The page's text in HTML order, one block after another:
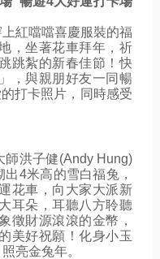
紅噹噹喜慶服裝的福
，坐著花車拜年，祈
跳紮的新春佳節！快
，與親朋好友一同暢
打卡照片，同時感受
洪子健(Andy Hung)
4米高的雪白福兔，
花車，向大家大派新
耳朵，耳聽八方聆聽
徵財源滾滾的金幣，
美好祝願！化身小玉
亮金兔年。